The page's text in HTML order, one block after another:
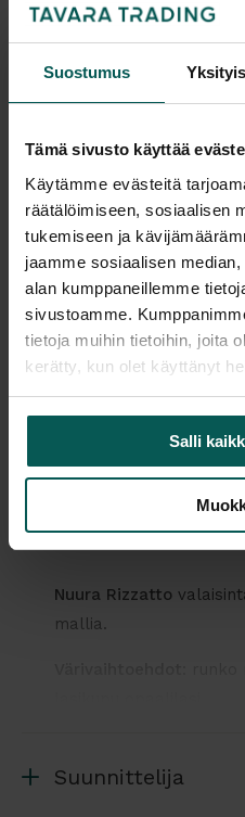
Suostumus
Tämä sivusto käyttää
Käytämme evästeitä
räätälöimiseen, sosiaalisen
tukemiseen ja
jaamme sosiaalisen
alan kumppaneillemme
sivustoamme.
tietoja muihin tietoihin, joita
kerätty, kun olet käyttänyt
Salli
Saatavuus
Vantaa: Tilaustuote
Tampere: Tilaustuote
Malli esillä myymälöissä
Kaikki valmistajan
Tuotekuvaus
Nuura Rizzatto
mallia.
Suunnittelija